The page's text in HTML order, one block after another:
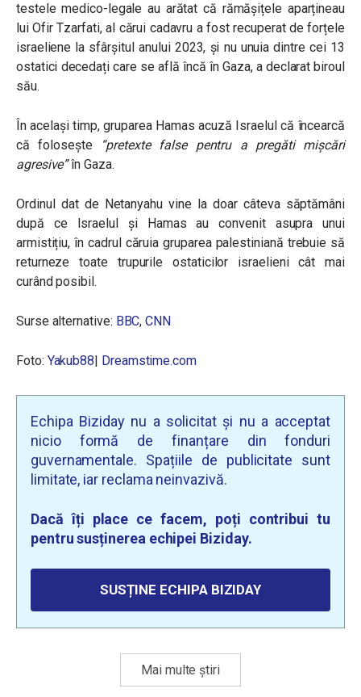
testele medico-legale au arătat că rămășițele aparțineau
lui Ofir Tzarfati, al cărui cadavru a fost recuperat de forțele
israeliene la sfârșitul anului 2023, și nu unuia dintre cei 13
ostatici decedați care se află încă în Gaza, a declarat biroul
său.
În același timp, gruparea Hamas acuză Israelul că încearcă
că folosește
“pretexte false pentru a pregăti mișcări
agresive”în Gaza.
Ordinul dat de Netanyahu vine la doar câteva săptămâni
după ce Israelul și Hamas au convenit asupra unui
armistițiu, în cadrul căruia gruparea palestiniană trebuie să
returneze toate trupurile ostaticilor israelieni cât mai
curând posibil.
Surse alternative: BBC,CNN
Foto: Yakub88| Dreamstime.com
Echipa Biziday nu a solicitat și nu a acceptat
nicio formă de finanțare din fonduri
guvernamentale. Spațiile de publicitate sunt
limitate, iar reclama neinvazivă.
Dacă îți place ce facem, poți contribui tu
pentru susținerea echipei Biziday.
SUSȚINE ECHIPA BIZIDAY
Mai multe știri